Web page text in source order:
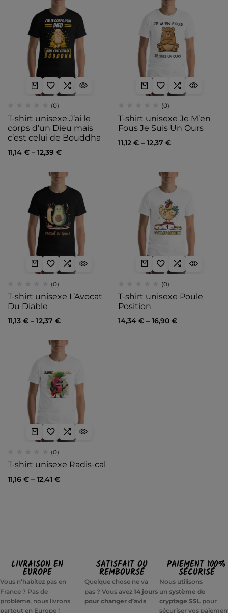
(0)
T-shirt unisexe J’ai le
corps d’un Dieu mais
c’est celui de Bouddha
11,14 € – 12,39 €
(0)
T-shirt unisexe Je M’en
Fous Je Suis Un Ours
11,12 €– 12,37 €
(0)
T-shirt unisexe L’Avocat
Du Diable
11,13 € – 12,37 €
(0)
T-shirt unisexe Poule
Position
14,34 €– 16,90 €
(0)
T-shirt unisexe Radis-cal
11,16 € – 12,41 €
LIVRAISON EN
EUROPE
Vous n’habitez pas en
France ? Pas de
problème, nous livrons
partout en Europe !
SATISFAIT OU
REMBOURSÉ
Quelque chose ne va
pas ? Vous avez14 jours
pour changer d’avis
PAIEMENT 100%
SÉCURISÉ
Nous utilisons
un système de
cryptage SSLpour
sécuriser vos